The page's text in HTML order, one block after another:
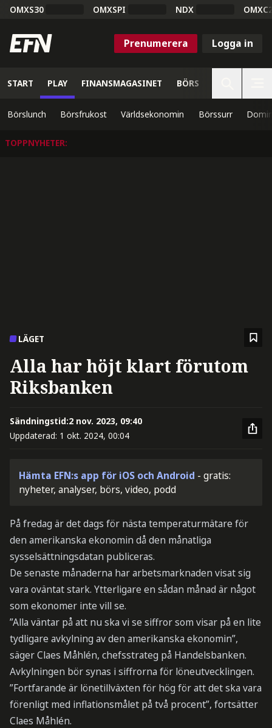
OMXS30 OMXSPI NDX
Prenumerera Logga in
START PLAY FINANSMAGASINET BÖRS
Börslunch Börsfrukost Världsekonomin Börssurr
TOPPNYHETER:
LÄGET
Alla har höjt klart förutom
Riksbanken
Sändningstid:2 nov. 2023, 09:40
Uppdaterad: 1 okt. 2024, 00:04
Hämta EFN:s app för iOS och Android - gratis:
nyheter, analyser, börs, video, podd
På fredag är det dags för nästa temperaturmätare för
den amerikanska ekonomin då den månatliga
sysselsättningsdatan publiceras.
De senaste månaderna har arbetsmarknaden visat sig
vara oväntat stark. Ytterligare en sådan månad är något
som ekonomer inte vill se.
”Alla väntar på att nu ska vi se siffror som visar på en lite
tydligare avkylning av den amerikanska ekonomin”,
säger Claes Måhlén, chefsstrateg på Handelsbanken.
Avkylningen bör synas i siffrorna för löneutvecklingen.
”Fortfarande är lönetillväxten för hög för att det ska vara
förenligt med inflationsmålet på två procent”, fortsätter
Claes Måhlén.